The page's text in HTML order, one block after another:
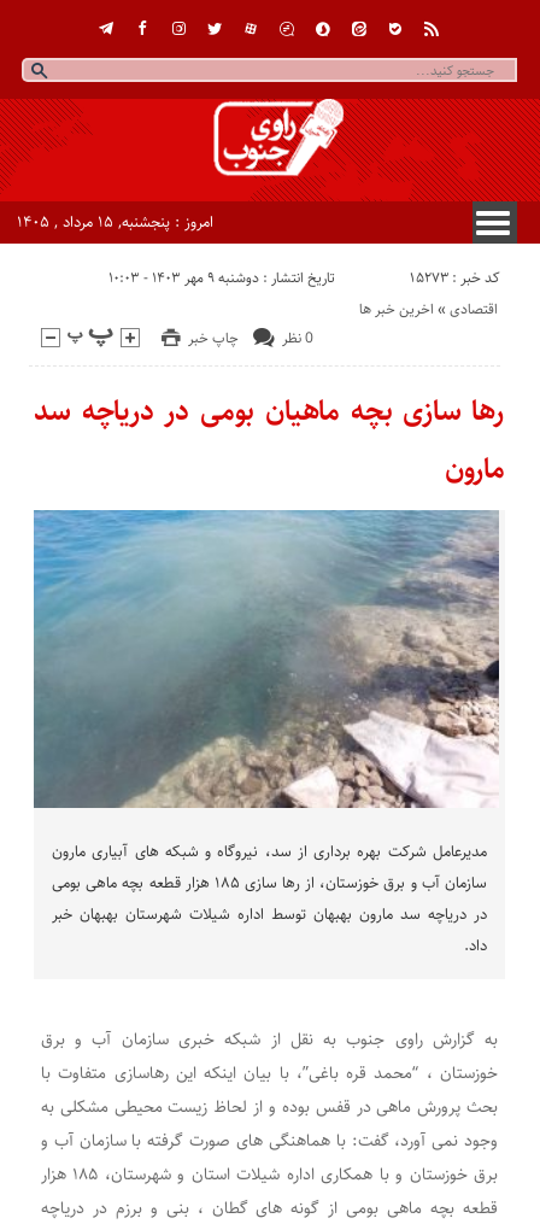
امروز : پنجشنبه, ۱۵ مرداد , ۱۴۰۵
کد خبر : 15273 تاریخ انتشار : دوشنبه ۹ مهر ۱۴۰۳ - ۱۰:۰۳
چاپ خبر 0 نظر
اخرین خبر ها « اقتصادی
رها سازی بچه ماهیان بومی در دریاچه سد
مارون
مدیرعامل شرکت بهره برداری از سد، نیروگاه و شبکه های آبیاری مارون
سازمان آب و برق خوزستان، از رها سازی ۱۸۵ هزار قطعه بچه ماهی بومی
در دریاچه سد مارون بهبهان توسط اداره شیلات شهرستان بهبهان خبر
داد.
به گزارش راوی جنوب به نقل از شبکه خبری سازمان آب و برق
خوزستان ، “محمد قره باغی”، با بیان اینکه این رهاسازی متفاوت با
بحث پرورش ماهی در قفس بوده و از لحاظ زیست محیطی مشکلی به
وجود نمی آورد، گفت: با هماهنگی های صورت گرفته با سازمان آب و
برق خوزستان و با همکاری اداره شیلات استان و شهرستان، ۱۸۵ هزار
قطعه بچه ماهی بومی از گونه های گطان ، بنی و برزم در دریاچه